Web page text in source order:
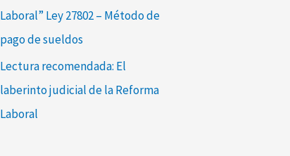
Laboral” Ley 27802 – Método de
pago de sueldos
Lectura recomendada: El
laberinto judicial de la Reforma
Laboral